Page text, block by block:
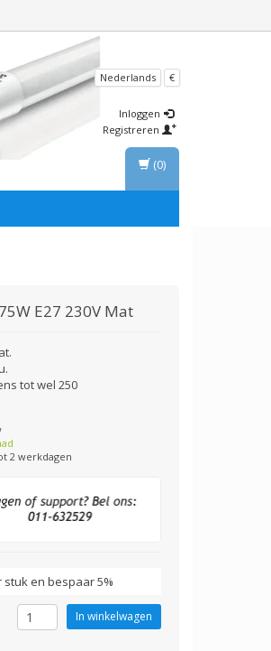
Nederlands €
Inloggen
Registreren
(0)
E27 230V Mat
tot wel 250
2 werkdagen
stuk en bespaar 5%